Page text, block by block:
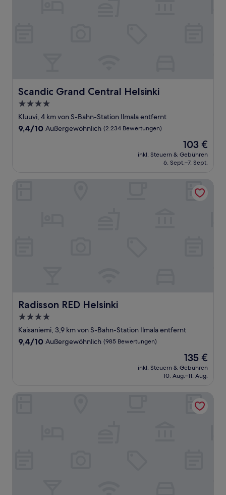
Scandic Grand Central Helsinki
Scandic Grand Central Helsinki
4.0-
Sterne-
Unterkunft
Kluuvi, 4 km von S-Bahn-Station Ilmala entfernt
9.4
9,4/10 Außergewöhnlich (2.234 Bewertungen)
Der
Preis
beträgt
103 €
inkl. Steuern & Gebühren
6. Sept.–7. Sept.
Radisson RED Helsinki
Radisson RED Helsinki
4.0-
Sterne-
Unterkunft
Kaisaniemi, 3,9 km von S-Bahn-Station Ilmala entfernt
9.4
9,4/10 Außergewöhnlich (985 Bewertungen)
Der
Preis
beträgt
135 €
inkl. Steuern & Gebühren
10. Aug.–11. Aug.